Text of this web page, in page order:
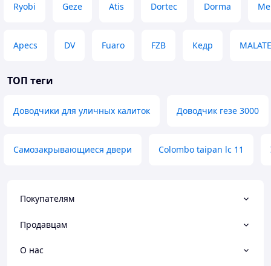
Ryobi Geze Atis Dortec Dorma
Apecs DV Fuaro FZB Кедр
ТОП теги
Доводчики для уличных калиток Доводчик гезе 3000
Самозакрывающиеся двери Colombo taipan lc 11
Покупателям
Продавцам
О нас